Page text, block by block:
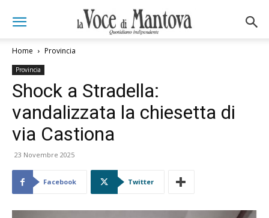
Home Provincia
Provincia
Shock a Stradella:
vandalizzata la chiesetta di
via Castiona
23 Novembre 2025
Facebook Twitter